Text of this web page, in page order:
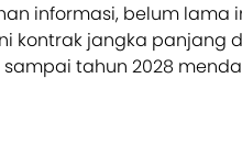
informasi, belum lama
kontrak jangka panjang
tahun 2028